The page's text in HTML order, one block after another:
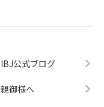
IBJ公式ブログ
親御様へ